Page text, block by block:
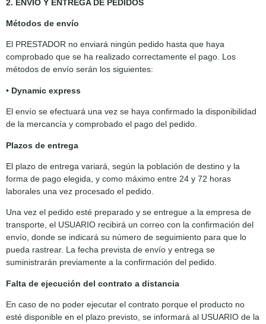
2. ENVÍO Y ENTREGA DE PEDIDOS
Métodos de envío
El PRESTADOR no enviará ningún pedido hasta que haya
comprobado que se ha realizado correctamente el pago. Los
métodos de envío serán los siguientes:
• Dynamic express
El envío se efectuará una vez se haya confirmado la disponibilidad
de la mercancía y comprobado el pago del pedido.
Plazos de entrega
El plazo de entrega variará, según la población de destino y la
forma de pago elegida, y como máximo entre 24 y 72 horas
laborales una vez procesado el pedido.
Una vez el pedido esté preparado y se entregue a la empresa de
transporte, el USUARIO recibirá un correo con la confirmación del
envío, donde se indicará su número de seguimiento para que lo
pueda rastrear. La fecha prevista de envío y entrega se
suministrarán previamente a la confirmación del pedido.
Falta de ejecución del contrato a distancia
En caso de no poder ejecutar el contrato porque el producto no
esté disponible en el plazo previsto, se informará al USUARIO de la